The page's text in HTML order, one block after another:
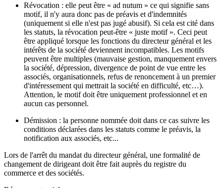
Révocation : elle peut être « ad nutum » ce qui signifie sans
motif, il n'y aura donc pas de préavis et d'indemnités
(uniquement si elle n'est pas jugé abusif). Si cela est cité dans
les statuts, la révocation peut-être « juste motif ». Ceci peut
être appliqué lorsque les fonctions du directeur général et les
intérêts de la société deviennent incompatibles. Les motifs
peuvent être multiples (mauvaise gestion, manquement envers
la société, dépression, divergence de point de vue entre les
associés, organisationnels, refus de renoncement à un premier
d'intéressement qui mettrait la société en difficulté, etc…).
Attention, le motif doit être uniquement professionnel et en
aucun cas personnel.
Démission : la personne nommée doit dans ce cas suivre les
conditions déclarées dans les statuts comme le préavis, la
notification aux associés, etc...
Lors de l'arrêt du mandat du directeur général, une formalité de
changement de dirigeant doit être fait auprès du registre du
commerce et des sociétés.